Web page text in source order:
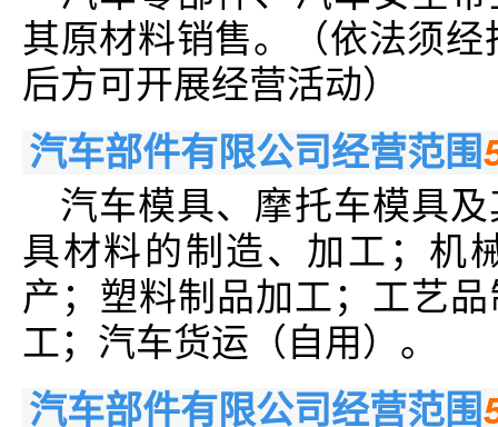
其原材料销售。（依法须
后方可开展经营活动）
汽车部件有限公司经营范围
汽车模具、摩托车模具
具材料的制造、加工；机
产；塑料制品加工；工艺
工；汽车货运（自用）。
汽车部件有限公司经营范围